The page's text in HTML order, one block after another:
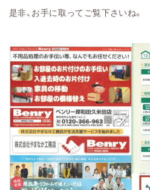
是非、お手に取ってご覧下さいね。